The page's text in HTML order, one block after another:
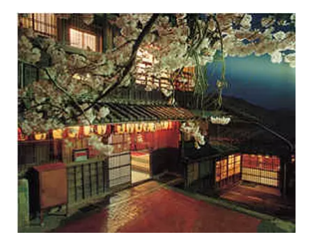
せんか？ 同時にデッキ付ひのき小屋も完成しました。是非ご利用く
ださい。